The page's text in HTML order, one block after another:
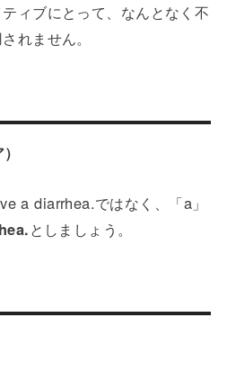
ィブにとって、なんとなく不
れません。
a diarrhea.ではなく、「a」
としましょう。